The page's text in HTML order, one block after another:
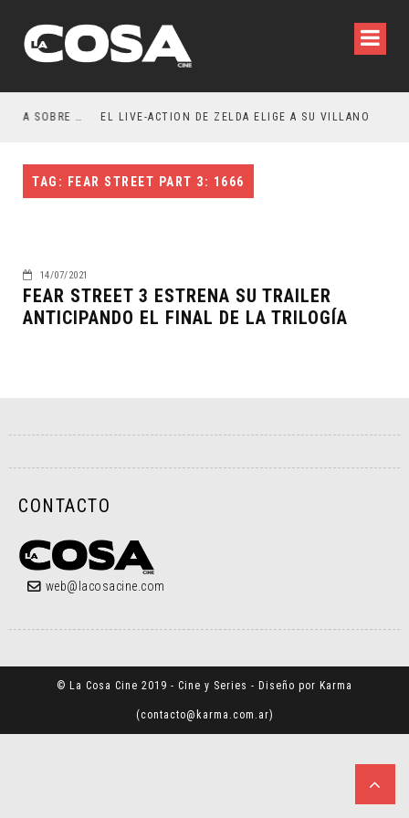
RESEÑA LA INVITACIÓN: OLIVIA WILDE REFLEXIONA SOBRE LA VIDA CONYUGAL EL LIVE-ACTION DE ZELDA ELIGE A SU VILLANO
TAG: FEAR STREET PART 3: 1666
14/07/2021
FEAR STREET 3 ESTRENA SU TRAILER
ANTICIPANDO EL FINAL DE LA TRILOGÍA
CONTACTO
web@lacosacine.com
© La Cosa Cine 2019 - Cine y Series - Diseño por Karma
(contacto@karma.com.ar)